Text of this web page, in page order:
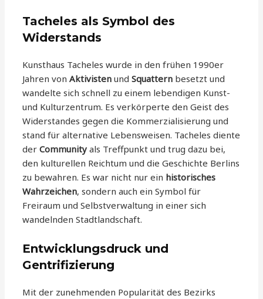
Tacheles als Symbol des
Widerstands
Kunsthaus Tacheles wurde in den frühen 1990er
Jahren vonAktivisten undSquattern besetzt und
wandelte sich schnell zu einem lebendigen Kunst-
und Kulturzentrum. Es verkörperte den Geist des
Widerstandes gegen die Kommerzialisierung und
stand für alternative Lebensweisen. Tacheles diente
derCommunity als Treffpunkt und trug dazu bei,
den kulturellen Reichtum und die Geschichte Berlins
zu bewahren. Es war nicht nur ein historisches
Wahrzeichen, sondern auch ein Symbol für
Freiraum und Selbstverwaltung in einer sich
wandelnden Stadtlandschaft.
Entwicklungsdruck und
Gentrifizierung
Mit der zunehmenden Popularität des Bezirks